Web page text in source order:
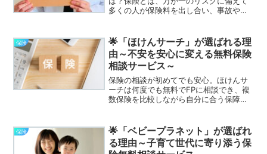
多くの人が保険料を出し合い、事故や病
の保険料を支払い、もしもの際に備える
仕組みになっています...
保険
🌟「ほけんサーチ」が選ばれる理
由～不安を安心に変える無料保険
相談サービス～
保険の相談が初めてでも安心。ほけんサ
ーチは何度でも無料でFPに相談でき、複
数保険を比較しながら自分に合う保障を
保険
🌟「ベビープラネット」が選ばれ
る理由～子育て世代に寄り添う保